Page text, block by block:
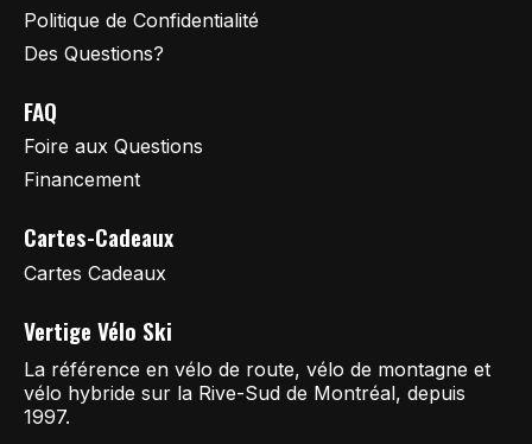
Politique de Confidentialité
Des Questions?
FAQ
Foire aux Questions
Financement
Cartes-Cadeaux
Cartes Cadeaux
Vertige Vélo Ski
La référence en vélo de route, vélo de montagne et
vélo hybride sur la Rive-Sud de Montréal, depuis
1997.